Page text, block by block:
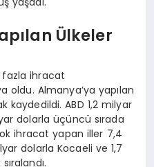
Ülkeler
fazla ihracat
oldu. Almanya’ya yapılan
kaydedildi. ABD 1,2 milyar
dolarla üçüncü sırada
ihracat yapan iller 7,4
dolarla Kocaeli ve 1,7